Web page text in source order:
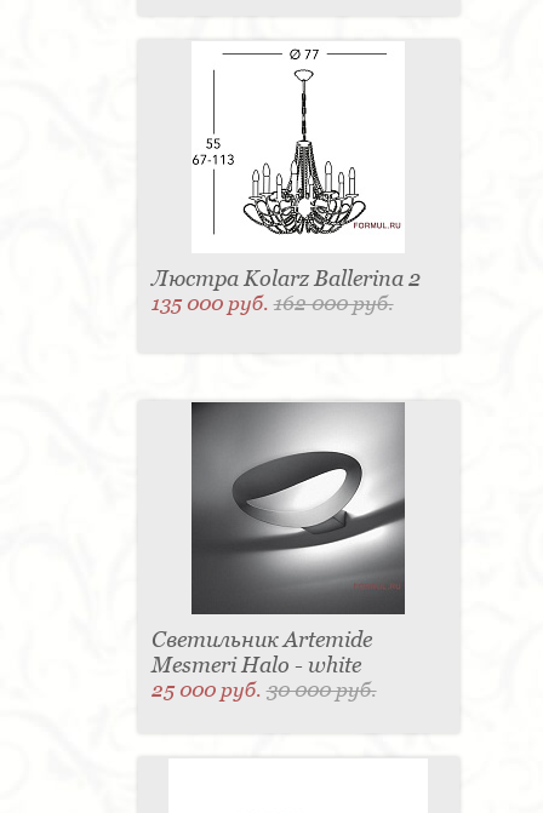
Люстра Kolarz Ballerina 2
135 000 руб.162 000 руб.
Светильник Artemide
Mesmeri Halo - white
25 000 руб.30 000 руб.